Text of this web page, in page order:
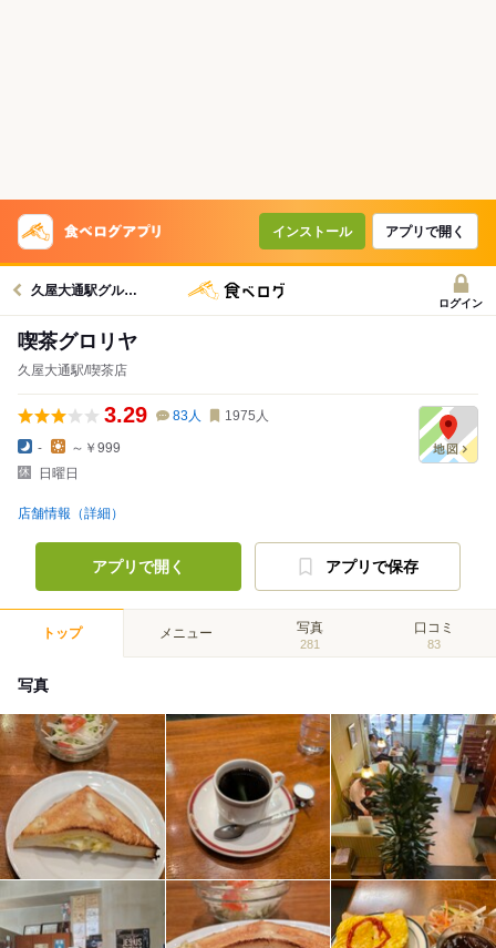
インストール アプリで開く
久屋大通駅グルメへ
ログイン
喫茶グロリヤ
久屋大通駅/喫茶店
3.29 83人 1975 人
-
～￥999
日曜日
店舗情報（詳細）
アプリで開く アプリで保存
トップ メニュー 写真
281
口コミ
83
写真